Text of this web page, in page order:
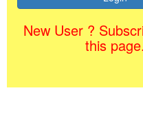
New User ?
this page.